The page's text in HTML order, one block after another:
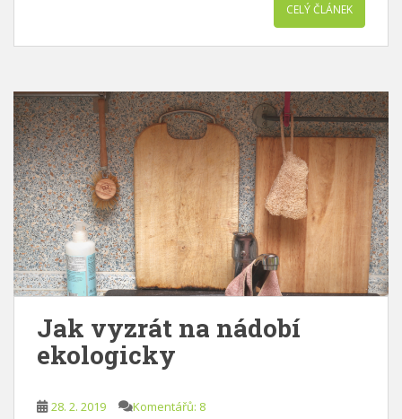
CELÝ ČLÁNEK
Jak vyzrát na nádobí
ekologicky
28. 2. 2019 Komentářů: 8